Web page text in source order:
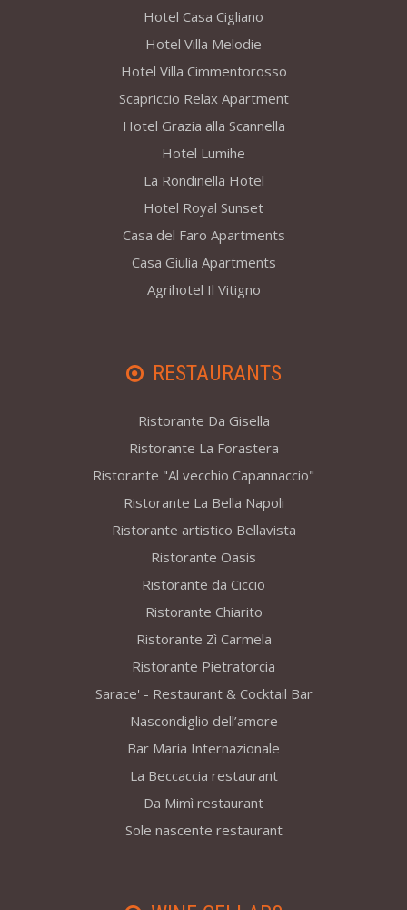
Hotel Casa Cigliano
Hotel Villa Melodie
Hotel Villa Cimmentorosso
Scapriccio Relax Apartment
Hotel Grazia alla Scannella
Hotel Lumihe
La Rondinella Hotel
Hotel Royal Sunset
Casa del Faro Apartments
Casa Giulia Apartments
Agrihotel Il Vitigno
RESTAURANTS
Ristorante Da Gisella
Ristorante La Forastera
Ristorante "Al vecchio Capannaccio"
Ristorante La Bella Napoli
Ristorante artistico Bellavista
Ristorante Oasis
Ristorante da Ciccio
Ristorante Chiarito
Ristorante Zì Carmela
Ristorante Pietratorcia
Sarace' - Restaurant & Cocktail Bar
Nascondiglio dell’amore
Bar Maria Internazionale
La Beccaccia restaurant
Da Mimì restaurant
Sole nascente restaurant